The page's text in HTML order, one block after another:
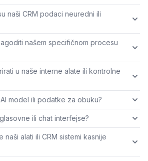
naši CRM podaci neuredni ili
našem specifičnom procesu
u naše interne alate ili kontrolne
model ili podatke za obuku?
ili chat interfejse?
naši alati ili CRM sistemi kasnije